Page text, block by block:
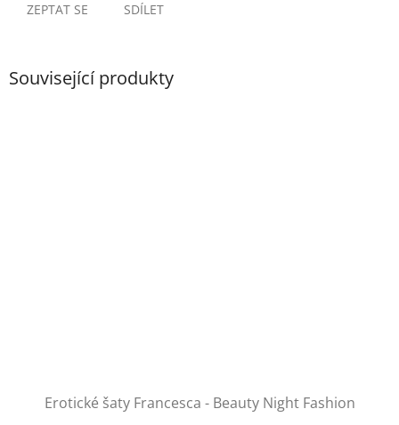
ZEPTAT SE SDÍLET
Související produkty
Erotické šaty Francesca - Beauty Night Fashion